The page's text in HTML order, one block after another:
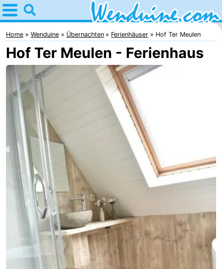
Home
Wenduine
Tipps
Für
kindern
Übernachten
Appartements
-
Residentie
Green
Garden
Seaside
Blankenberge
Campingplätze
Ferienhäuser
Beachside
Home Wenduine Übernachten Ferienhäuser Hof Ter Meulen
Hof Ter Meulen - Ferienhaus